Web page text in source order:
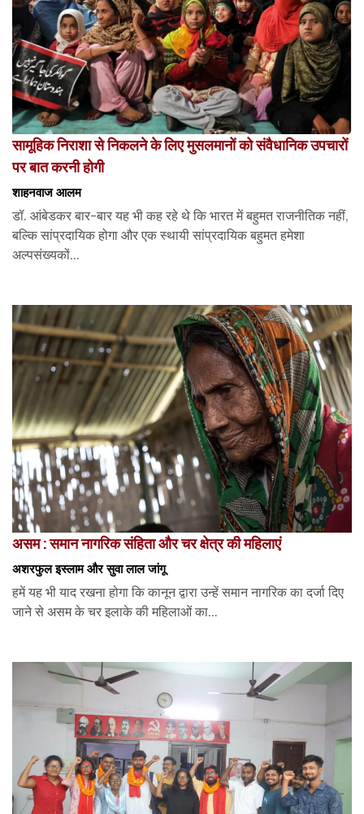
सामूहिक निराशा से निकलने के लिए मुसलमानों को संवैधानिक उपचारों
पर बात करनी होगी
शाहनवाज आलम
डॉ. आंबेडकर बार-बार यह भी कह रहे थे कि भारत में बहुमत राजनीतिक नहीं,
बल्कि सांप्रदायिक होगा और एक स्थायी सांप्रदायिक बहुमत हमेशा
अल्पसंख्यकों...
असम : समान नागरिक संहिता और चर क्षेत्र की महिलाएं
अशरफुल इस्लाम और सुवा लाल जांगू
हमें यह भी याद रखना होगा कि कानून द्वारा उन्हें समान नागरिक का दर्जा दिए
जाने से असम के चर इलाके की महिलाओं का...